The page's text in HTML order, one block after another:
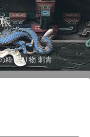
粋 彫り物 刺青